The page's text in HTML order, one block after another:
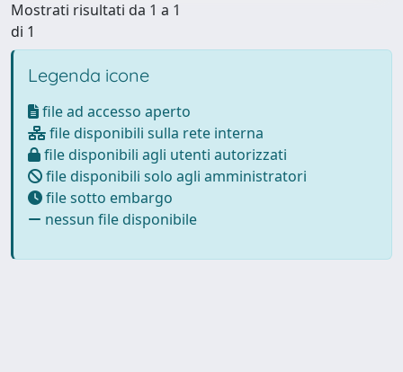
Mostrati risultati da 1 a 1
di 1
Legenda icone
file ad accesso aperto
file disponibili sulla rete interna
file disponibili agli utenti autorizzati
file disponibili solo agli amministratori
file sotto embargo
nessun file disponibile